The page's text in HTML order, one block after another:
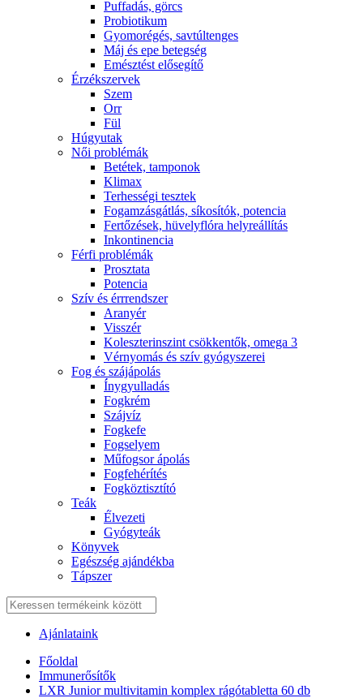
Puffadás, görcs
Probiotikum
Gyomorégés, savtúltenges
Máj és epe betegség
Emésztést elősegítő
Érzékszervek
Szem
Orr
Fül
Húgyutak
Női problémák
Betétek, tamponok
Klimax
Terhességi tesztek
Fogamzásgátlás, síkosítók, potencia
Fertőzések, hüvelyflóra helyreállítás
Inkontinencia
Férfi problémák
Prosztata
Potencia
Szív és érrrendszer
Aranyér
Visszér
Koleszterinszint csökkentők, omega 3
Vérnyomás és szív gyógyszerei
Fog és szájápolás
Í́nygyulladás
Fogkrém
Szájvíz
Fogkefe
Fogselyem
Műfogsor ápolás
Fogfehérítés
Fogköztisztító
Teák
É́lvezeti
Gyógyteák
Könyvek
Egészség ajándékba
Tápszer
Ajánlataink
Főoldal
Immunerősítők
LXR Junior multivitamin komplex rágótabletta 60 db